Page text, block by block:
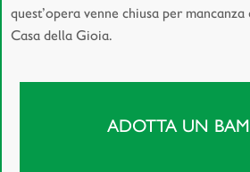
quest’opera venne chiusa per
Casa della Gioia.
ADOTTA UN